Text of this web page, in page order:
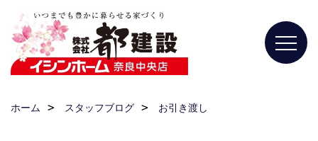
ホーム スタッフブログ お引き渡し